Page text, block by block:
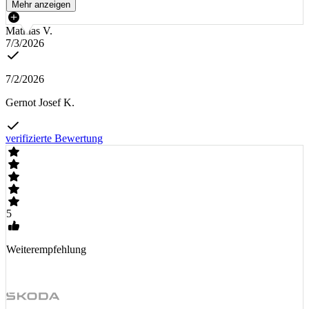
Mehr anzeigen
Mathias V.
7/3/2026
7/2/2026
Gernot Josef K.
verifizierte Bewertung
5
Weiterempfehlung